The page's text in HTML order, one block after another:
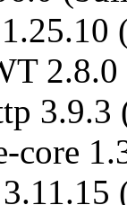
core